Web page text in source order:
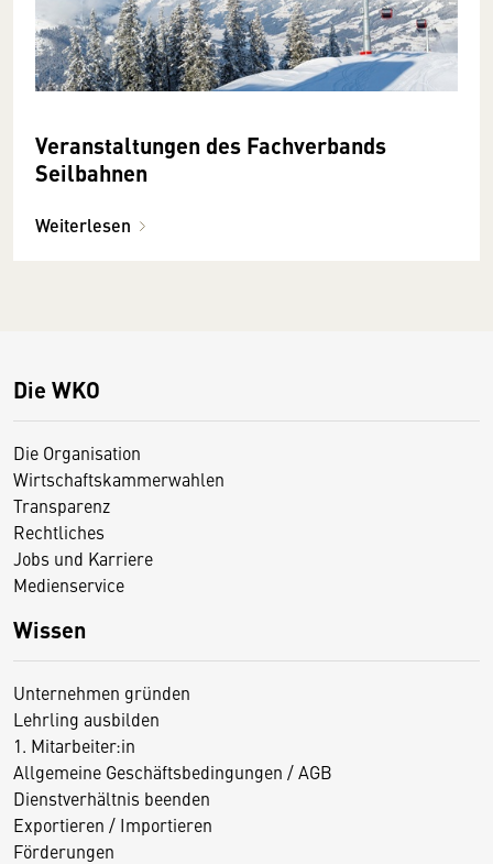
Veranstaltungen des Fachverbands
Seilbahnen
Weiterlesen
Die WKO
Die Organisation
Wirtschaftskammerwahlen
Transparenz
Rechtliches
Jobs und Karriere
Medienservice
Wissen
Unternehmen gründen
Lehrling ausbilden
1. Mitarbeiter:in
Allgemeine Geschäftsbedingungen / AGB
Dienstverhältnis beenden
Exportieren / Importieren
Förderungen